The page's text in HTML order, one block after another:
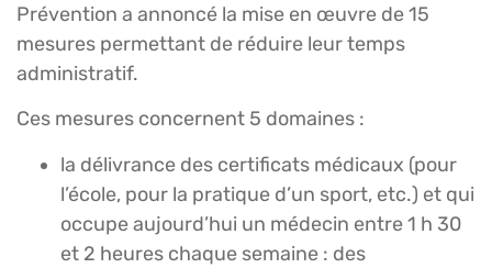
Prévention a annoncé la mise en œuvre de 15
mesures permettant de réduire leur temps
administratif.
Ces mesures concernent 5 domaines :
la délivrance des certificats médicaux (pour
l’école, pour la pratique d’un sport, etc.) et qui
occupe aujourd’hui un médecin entre 1 h 30
et 2 heures chaque semaine : des